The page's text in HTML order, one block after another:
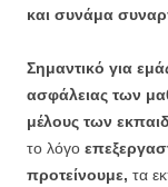
και συνάμα
Σημαντικό για
ασφάλειας των
μέλους των
το λόγο
προτείνουμε, τα